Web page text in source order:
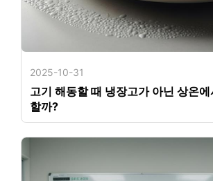
2025-10-31
고기 해동할 때 냉장고가 아닌 상온
할까?